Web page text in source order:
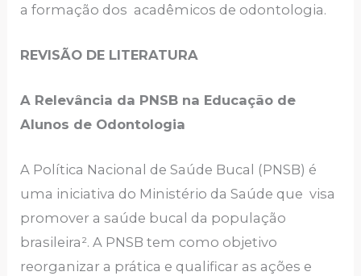
a formação dos acadêmicos de odontologia.
REVISÃO DE LITERATURA
A Relevância da PNSB na Educação de
Alunos de Odontologia
A Política Nacional de Saúde Bucal (PNSB) é
uma iniciativa do Ministério da Saúde que visa
promover a saúde bucal da população
brasileira². A PNSB tem como objetivo
reorganizar a prática e qualificar as ações e